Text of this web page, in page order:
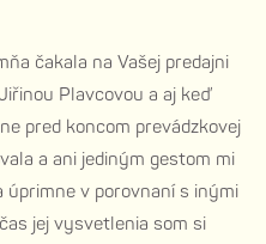
čakala na Vašej predajni
Plavcovou a aj keď
pred koncom prevádzkovej
a ani jediným gestom mi
úprimne v porovnaní s inými
jej vysvetlenia som si